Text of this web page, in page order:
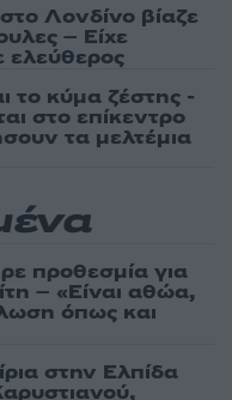
Λονδίνο βίαζε
– Είχε
ελεύθερος
το κύμα ζέστης -
στο επίκεντρο
τα μελτέμια
προθεσμία για
– «Είναι αθώα,
όπως και
στην Ελπίδα